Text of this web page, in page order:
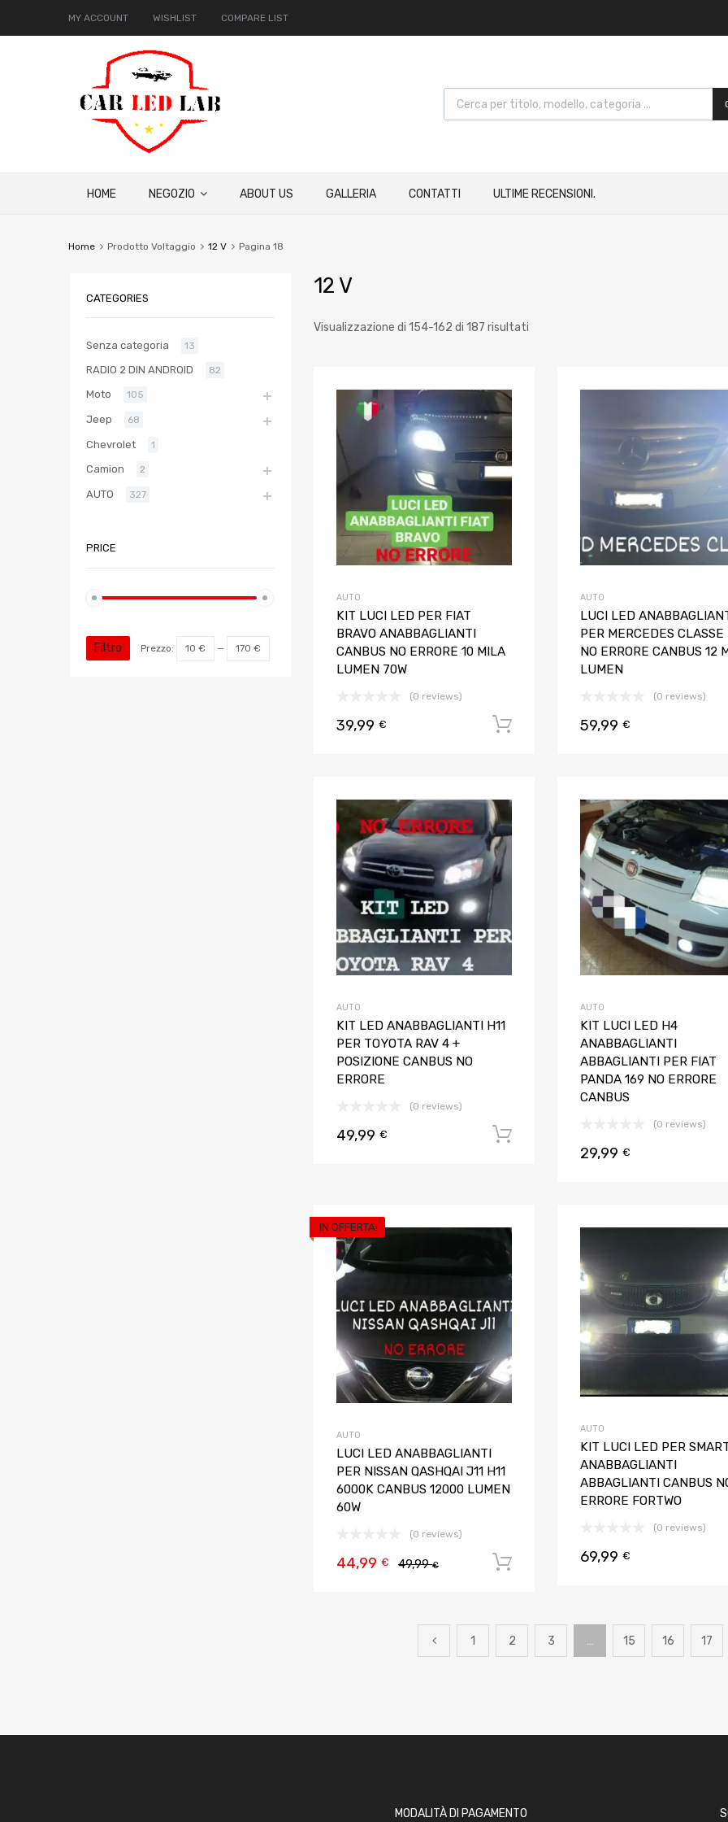
MY ACCOUNT WISHLIST COMPARE LIST
HOME NEGOZIO ABOUT US GALLERIA CONTATTI ULTIME RECENSIONI.
Home Prodotto Voltaggio 12 V Pagina 18
12 V
Visualizzazione di 154-162 di 187 risultati
AUTO
KIT LUCI LED PER FIAT
BRAVO ANABBAGLIANTI
CANBUS NO ERRORE 10 MILA
LUMEN 70W
(0 reviews)
39,99 € Aggiungi al carrello
AUTO
LUCI LED
PER MERCEDES CLASSE
NO ERRORE CANBUS 12
LUMEN
(0 reviews)
59,99 €
Aggiungi ai preferiti
Aggiungi al confronto
AUTO
KIT LED ANABBAGLIANTI H11
PER TOYOTA RAV 4 +
POSIZIONE CANBUS NO
ERRORE
(0 reviews)
49,99 €
AUTO
KIT LUCI LED H4
ANABBAGLIANTI
ABBAGLIANTI PER FIAT
PANDA 169 NO ERRORE
CANBUS
(0 reviews)
29,99 €
IN OFFERTA!
Aggiungi al confronto
AUTO
LUCI LED ANABBAGLIANTI
PER NISSAN QASHQAI J11 H11
6000K CANBUS 12000 LUMEN
60W
(0 reviews)
49,99€
44,99 € Aggiungi al carrello
AUTO
KIT LUCI LED PER
ANABBAGLIANTI
ABBAGLIANTI CANBUS
ERRORE FORTWO
(0 reviews)
69,99 €
1 2 3 … 15 16 17
CATEGORIES
Senza categoria 13
RADIO 2 DIN ANDROID 82
Moto 105
Jeep 68
Chevrolet 1
Camion 2
AUTO 327
PRICE
Filtro Prezzo: 10 € — 170 €
MODALITÀ DI PAGAMENTO